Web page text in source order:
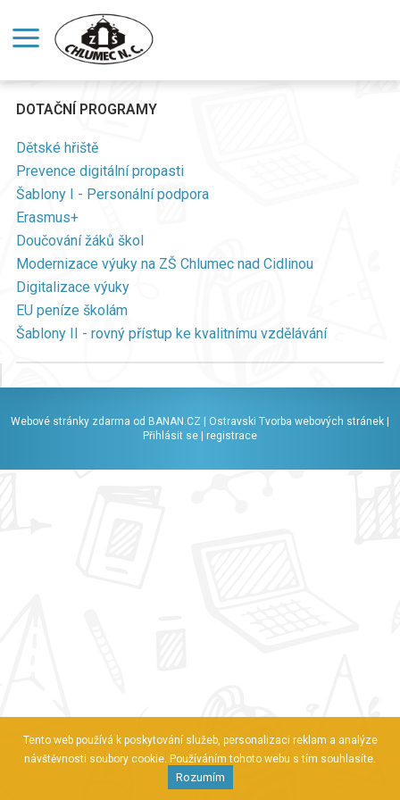
DOTAČNÍ PROGRAMY
Dětské hřiště
Prevence digitální propasti
Šablony I - Personální podpora
Erasmus+
Doučování žáků škol
Modernizace výuky na ZŠ Chlumec nad Cidlinou
Digitalizace výuky
EU peníze školám
Šablony II - rovný přístup ke kvalitnímu vzdělávání
Webové stránky zdarma od BANAN.CZ Ostravski Tvorba webových stránek
Přihlásit se
registrace
Tento web používá k poskytování služeb, personalizaci reklam a analýze
návštěvnosti soubory cookie. Používáním tohoto webu s tím souhlasíte.
Rozumím